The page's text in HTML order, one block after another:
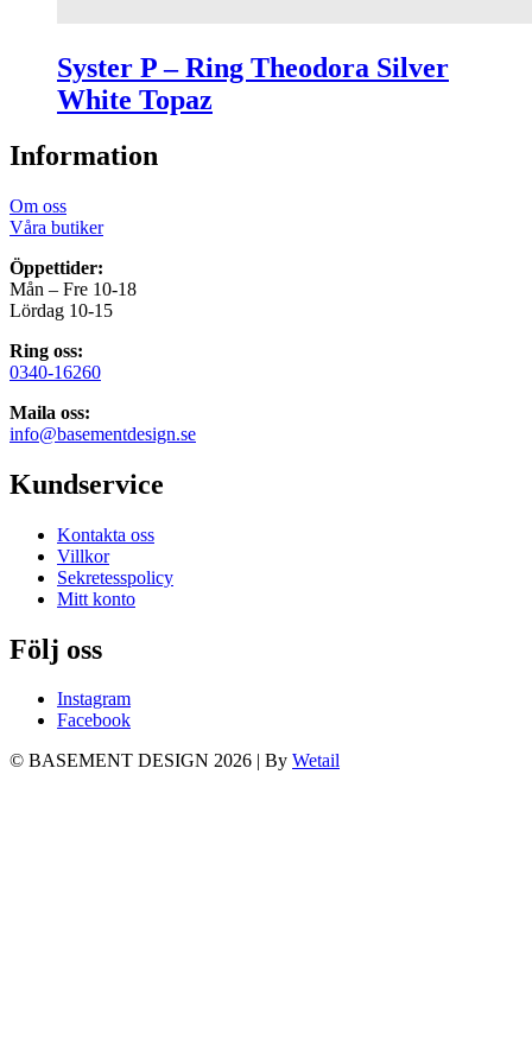
Syster P – Ring Theodora Silver
White Topaz
Information
Om oss
Våra butiker
Öppettider:
Mån – Fre 10-18
Lördag 10-15
Ring oss:
0340-16260
Maila oss:
info@basementdesign.se
Kundservice
Kontakta oss
Villkor
Sekretesspolicy
Mitt konto
Följ oss
Instagram
Facebook
© BASEMENT DESIGN 2026
By Wetail